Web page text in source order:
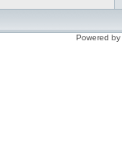
Powered by